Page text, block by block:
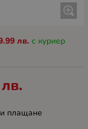
лв. с куриер
лв.
плащане